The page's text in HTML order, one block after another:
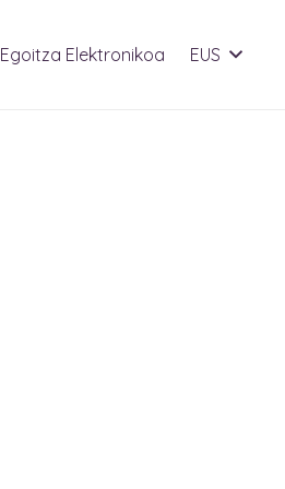
Egoitza Elektronikoa EUS